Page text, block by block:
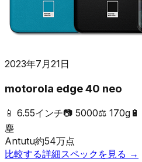
2023年7月21日
motorola edge 40 neo
📱 6.55インチ📷 5000⚖️ 170g 🔋
塵
Antutu約54万点
比較する詳細スペックを見る →